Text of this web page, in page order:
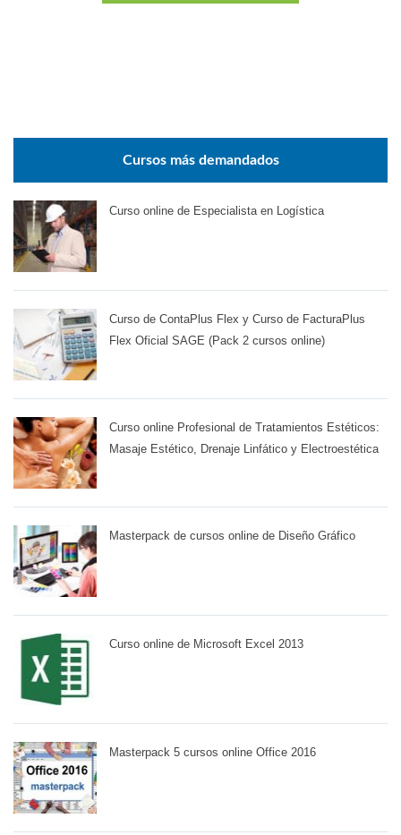
Cursos más demandados
Curso online de Especialista en Logística
Curso de ContaPlus Flex y Curso de FacturaPlus
Flex Oficial SAGE (Pack 2 cursos online)
Curso online Profesional de Tratamientos Estéticos:
Masaje Estético, Drenaje Linfático y Electroestética
Masterpack de cursos online de Diseño Gráfico
Curso online de Microsoft Excel 2013
Masterpack 5 cursos online Office 2016